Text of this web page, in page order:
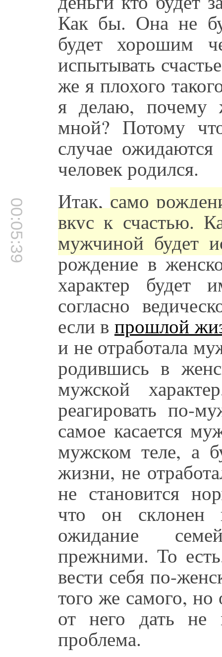
Как бы. Она не
будет хорошим
испытывать
же я плохого
я делаю, почему
мной? Потому
случае
человек родился.
00:05:39 Итак, само
вкус к счастью.
мужчиной будет
рождение в
характер будет
согласно
если в прошлой
и не отработала
родившись в
мужской
реагировать по-
самое касается
мужском теле, а
жизни, не
не становится
что он склонен
ожидание
прежними. То
вести себя по-
того же самого, но
от него дать не
проблема.